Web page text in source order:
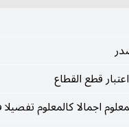
تفصيلا في الاعتبار؟